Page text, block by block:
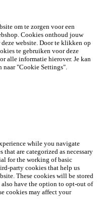
om te zorgen voor een
Cookies onthoud jouw
website. Door te klikken op
te gebruiken voor deze
alle informatie hierover. Je kan
naar "Cookie Settings".
while you navigate
are categorized as necessary
for the working of basic
party cookies that help us
These cookies will be stored
have the option to opt-out of
cookies may affect your